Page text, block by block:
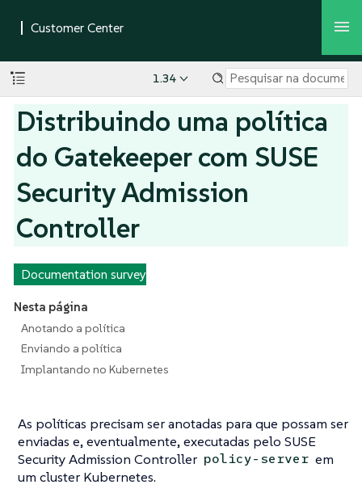
1.34
Distribuindo uma política
do Gatekeeper com SUSE
Security Admission
Controller
Documentation survey
Nesta página
Anotando a política
Enviando a política
Implantando no Kubernetes
As políticas precisam ser anotadas para que possam ser
enviadas e, eventualmente, executadas pelo SUSE
Security Admission Controller policy-server em
um cluster Kubernetes.